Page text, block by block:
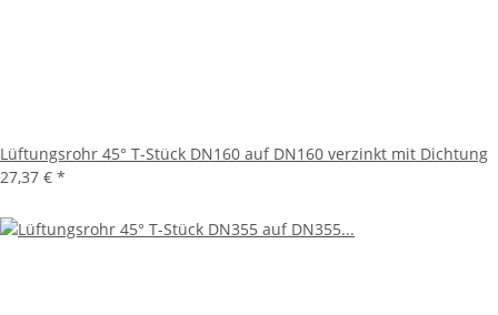
Lüftungsrohr 45° T-Stück DN160 auf DN160 verzinkt mit Dichtung
27,37 € *